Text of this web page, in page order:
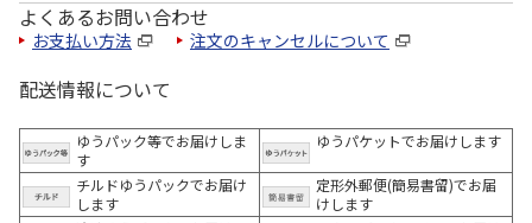
よくあるお問い合わせ
お支払い方法 注文のキャンセルについて
配送情報について
ゆうパック等でお届けしま
す
ゆうパケットでお届けします
チルドゆうパックでお届け
します
定形外郵便(簡易書留)でお届
けします